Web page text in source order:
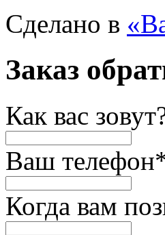
Сделано в
Заказ
Как вас
Ваш телефон
Когда вам